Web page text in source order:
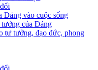
Đảng vào cuộc sống
tưởng của Đảng
tư tưởng, đạo đức, phong